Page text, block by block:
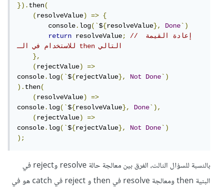
}).then(
(resolveValue) =>
{
        console
.log(`${resolveValue}, Done`)
return resolveValue;
// إعادة القيمة
للاستخدام في الـ then التالي
},
(rejectValue)
=>
console.log(`${rejectValue}, Not Done`)
).then(
(resolveValue)
=>
console.log(`${resolveValue}, Done`),
(rejectValue)
=>
console.log(`${rejectValue}, Not Done`)
);
بالنسبة للسؤال الثالث، الفرق بين معالجة حالة resolve وreject في
البنية then ومعالجة resolve في then و reject في catch هو في